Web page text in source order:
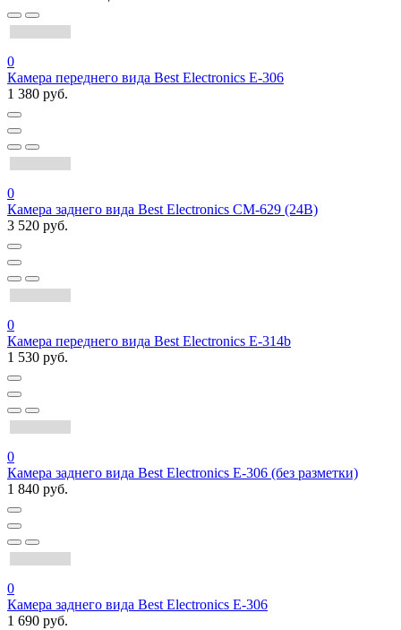
0
Камера переднего вида Best Electronics Е-306
1 380 руб.
0
Камера заднего вида Best Electronics CM-629 (24В)
3 520 руб.
0
Камера переднего вида Best Electronics Е-314b
1 530 руб.
0
Камера заднего вида Best Electronics E-306 (без разметки)
1 840 руб.
0
Камера заднего вида Best Electronics Е-306
1 690 руб.